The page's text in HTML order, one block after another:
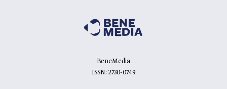
BeneMedia
ISSN: 2730-0749